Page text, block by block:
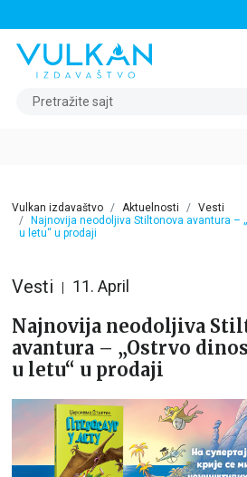
Pretražite sajt
Vulkan izdavaštvo Aktuelnosti
Vesti
Najnovija neodoljiva Stiltonova avantura –
u letu“ u prodaji
Vesti 11. April
Najnovija neodoljiva
avantura – „Ostrvo
u letu“ u prodaji